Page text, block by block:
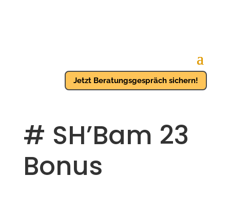
Jetzt Beratungsgespräch sichern!
# SH’Bam 23
Bonus